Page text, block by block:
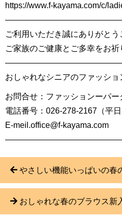
https://www.f-kayama.com/c/
ご利用いただき誠にありがとう
ご家族のご健康とご多幸をお祈
おしゃれなシニアのファッショ
お問合せ：ファッションーパー
電話番号：026-278-2167（平
E-meil.office@f-kayama.com
やさしい機能いっぱいの春
おしゃれな春のブラウス新